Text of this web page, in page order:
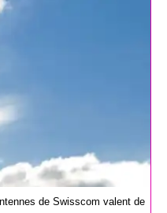
de Swisscom valent de